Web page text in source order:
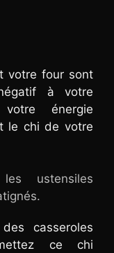
votre four sont
à votre
énergie
le chi de votre
ustensiles
casseroles
ce chi